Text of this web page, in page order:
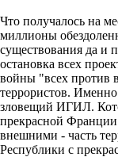
Что получалось на
миллионы
существования да и
остановка всех
войны "всех против
террористов.
зловещий ИГИЛ.
прекрасной
внешними - часть
Республики с